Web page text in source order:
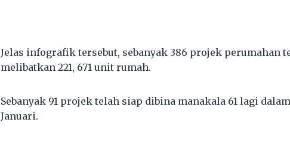
Jelas infografik tersebut, sebanyak 386 projek perumahan
melibatkan 221, 671 unit rumah.
Sebanyak 91 projek telah siap dibina manakala 61 lagi
Januari.